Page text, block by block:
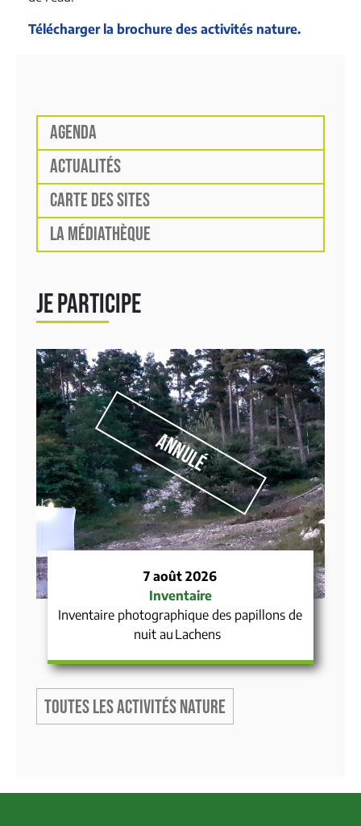
Télécharger la brochure des activités nature.
AGENDA
ACTUALITÉS
CARTE DES SITES
LA MÉDIATHÈQUE
JE PARTICIPE
Annulé
7 août 2026
Inventaire
Inventaire photographique des papillons de
nuit au Lachens
TOUTES LES ACTIVITÉS NATURE